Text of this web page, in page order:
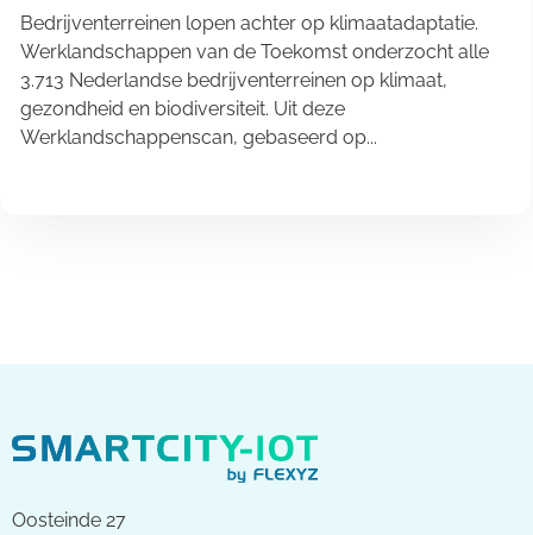
Bedrijventerreinen lopen achter op klimaatadaptatie.
Werklandschappen van de Toekomst onderzocht alle
3.713 Nederlandse bedrijventerreinen op klimaat,
gezondheid en biodiversiteit. Uit deze
Werklandschappenscan, gebaseerd op...
Oosteinde 27